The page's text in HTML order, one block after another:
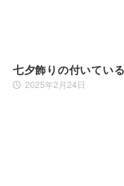
七夕飾りの付いてい
2025年2月24日